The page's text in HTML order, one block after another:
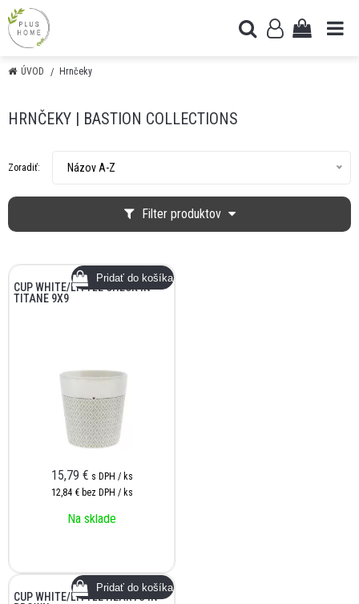
ÚVOD Hrnčeky
HRNČEKY | BASTION COLLECTIONS
Filter produktov
Zoradiť: Názov A-Z
CUP WHITE/LITTLE CHECK IN
TITANE 9X9
15,79 € s DPH / ks
12,84 € bez DPH / ks
Na sklade
CUP WHITE/LITTLE HEARTS IN